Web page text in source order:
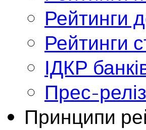
Рейтинги
Рейтинги
ІДКР
Прес-
Принципи